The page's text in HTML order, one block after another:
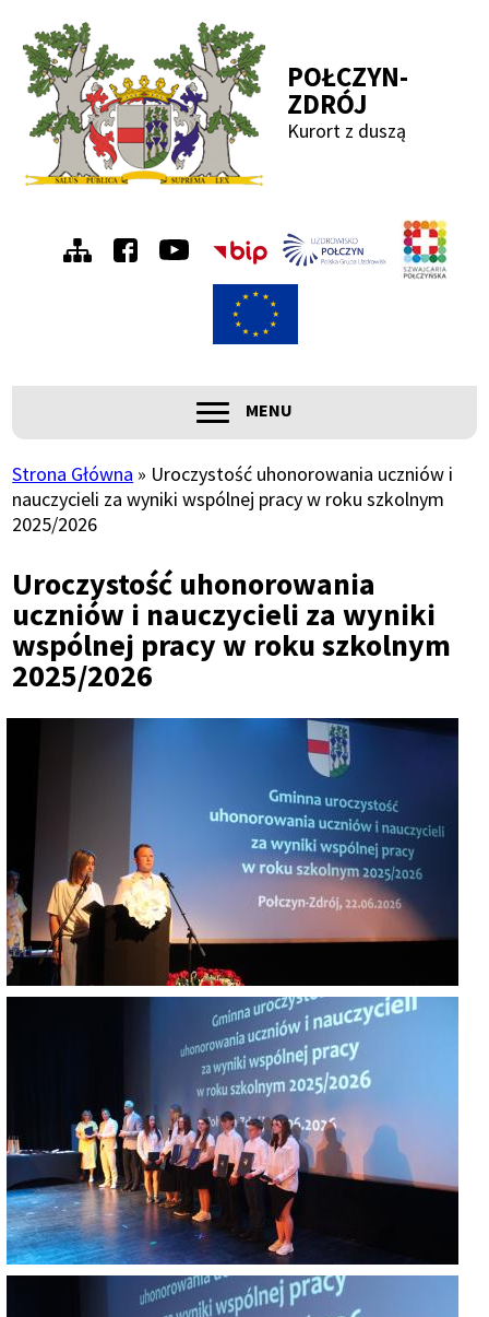
Przejdź
do
menu
Przejdź
do
treści
Przejdź
do
wyszukiwania
Przejdź
do
stopki
POŁCZYN-
ZDRÓJ
Kurort z duszą
Menu
prawe
Główna
nawigacja
ROZWIŃ
MENU
Ścieżka
nawigacyjna
Strona Główna
Uroczystość uhonorowania uczniów i
nauczycieli za wyniki wspólnej pracy w roku szkolnym
2025/2026
Uroczystość uhonorowania
uczniów i nauczycieli za wyniki
wspólnej pracy w roku szkolnym
2025/2026